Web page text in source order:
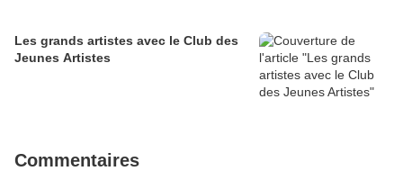
Les grands artistes avec le Club des
Jeunes Artistes
Commentaires